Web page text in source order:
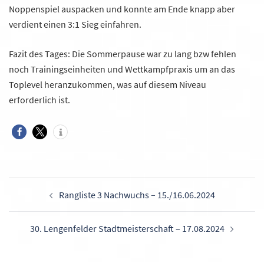
Noppenspiel auspacken und konnte am Ende knapp aber
verdient einen 3:1 Sieg einfahren.
Fazit des Tages: Die Sommerpause war zu lang bzw fehlen
noch Trainingseinheiten und Wettkampfpraxis um an das
Toplevel heranzukommen, was auf diesem Niveau
erforderlich ist.
Rangliste 3 Nachwuchs – 15./16.06.2024
30. Lengenfelder Stadtmeisterschaft – 17.08.2024